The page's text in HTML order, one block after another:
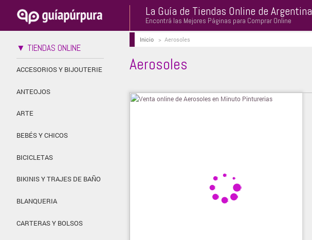
La Guía de Tiendas Online de Argentina
Encontrá las Mejores Páginas para Comprar Online
▼ TIENDAS ONLINE
ACCESORIOS Y BIJOUTERIE
ANTEOJOS
ARTE
BEBÉS Y CHICOS
BICICLETAS
BIKINIS Y TRAJES DE BAÑO
BLANQUERIA
CARTERAS Y BOLSOS
Inicio> Aerosoles
Aerosoles